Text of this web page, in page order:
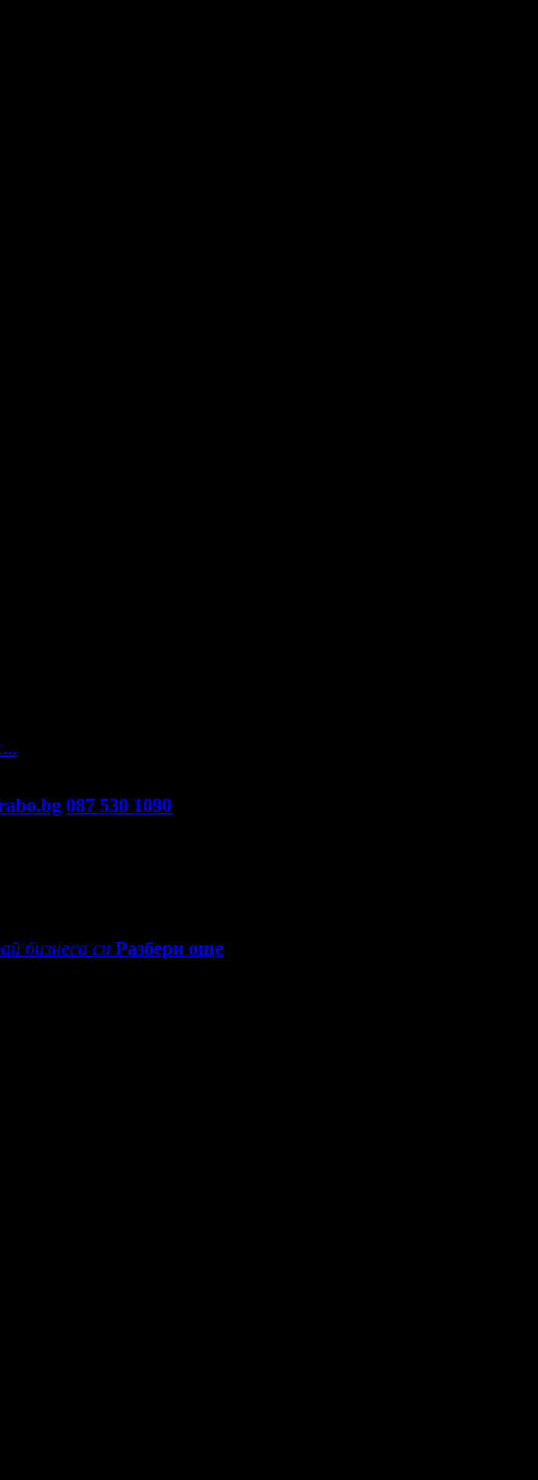
087 530 1090
бизнеса си Разбери още